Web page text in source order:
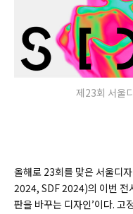
제23회 서울
올해로 23회를 맞은 서울
2024, SDF 2024)의 이번
판을 바꾸는 디자인’이다. 고